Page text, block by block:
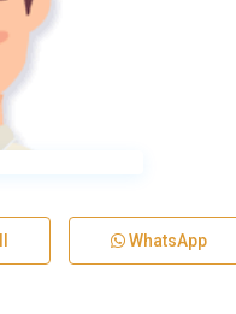
WhatsApp